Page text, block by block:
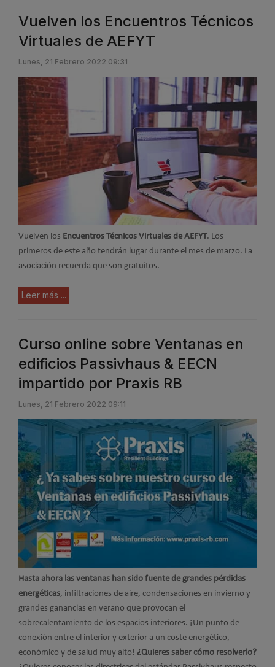
Vuelven los Encuentros Técnicos
Virtuales de AEFYT
Lunes, 21 Febrero 2022 09:31
Vuelven los Encuentros Técnicos Virtuales de AEFYT. Los
primeros de este año tendrán lugar durante el mes de marzo. La
asociación recuerda que son gratuitos.
Leer más ...
Curso online sobre Ventanas en
edificios Passivhaus & EECN
impartido por Praxis RB
Lunes, 21 Febrero 2022 09:11
Hasta ahora las ventanas han sido fuente de grandes pérdidas
energéticas, infiltraciones de aire, condensaciones en invierno y
grandes ganancias en verano que provocan el
sobrecalentamiento de los espacios interiores. ¡Un punto de
conexión entre el interior y exterior a un coste energético,
económico y de salud muy alto! ¿Quieres saber cómo resolverlo?